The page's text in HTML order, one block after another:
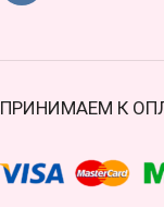
ПРИНИМАЕМ К